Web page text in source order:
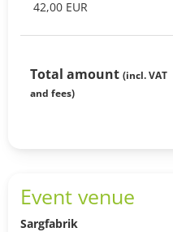
42,00 EUR
Total amount (incl. VAT
and fees)
Event venue
Sargfabrik